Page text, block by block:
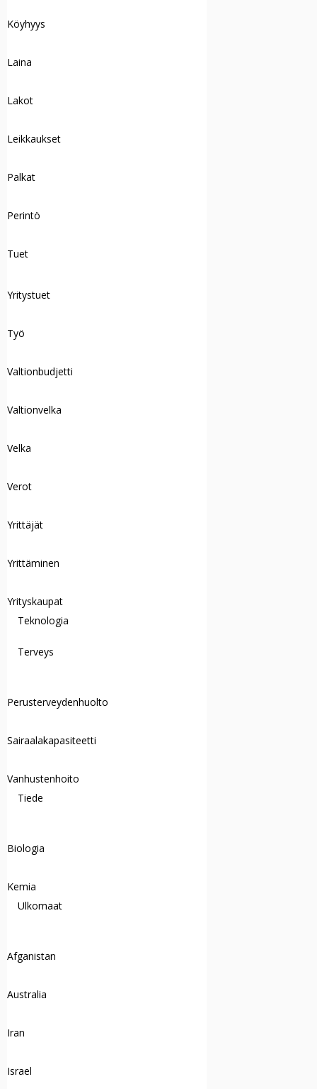
Köyhyys
Laina
Lakot
Leikkaukset
Palkat
Perintö
Tuet
Yritystuet
Työ
Valtionbudjetti
Valtionvelka
Velka
Verot
Yrittäjät
Yrittäminen
Yrityskaupat
Teknologia
Terveys
Perusterveydenhuolto
Sairaalakapasiteetti
Vanhustenhoito
Tiede
Biologia
Kemia
Ulkomaat
Afganistan
Australia
Iran
Israel